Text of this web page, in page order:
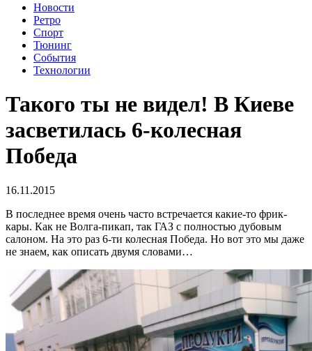
Новости
Ретро
Спорт
Тюнинг
События
Технологии
Такого ты не видел! В Киеве
засветилась 6-колесная
Победа
16.11.2015
В последнее время очень часто встречается какие-то фрик-
кары. Как не Волга-пикап, так ГАЗ с полностью дубовым
салоном. На это раз 6-ти колесная Победа. Но вот это мы даже
не знаем, как описать двумя словами…